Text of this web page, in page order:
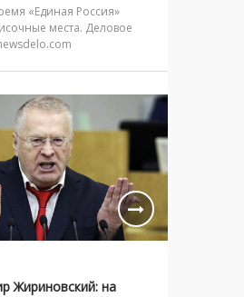
«Единая Россия»
места. Деловое
Жириновский: на